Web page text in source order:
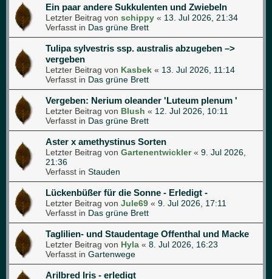
Ein paar andere Sukkulenten und Zwiebeln
Letzter Beitrag von schippy « 13. Jul 2026, 21:34
Verfasst in Das grüne Brett
Tulipa sylvestris ssp. australis abzugeben –>
vergeben
Letzter Beitrag von Kasbek « 13. Jul 2026, 11:14
Verfasst in Das grüne Brett
Vergeben: Nerium oleander 'Luteum plenum '
Letzter Beitrag von Blush « 12. Jul 2026, 10:11
Verfasst in Das grüne Brett
Aster x amethystinus Sorten
Letzter Beitrag von Gartenentwickler« 9. Jul 2026,
21:36
Verfasst in Stauden
Lückenbüßer für die Sonne - Erledigt -
Letzter Beitrag von Jule69 « 9. Jul 2026, 17:11
Verfasst in Das grüne Brett
Taglilien- und Staudentage Offenthal und Macke
Letzter Beitrag von Hyla « 8. Jul 2026, 16:23
Verfasst in Gartenwege
Arilbred Iris - erledigt